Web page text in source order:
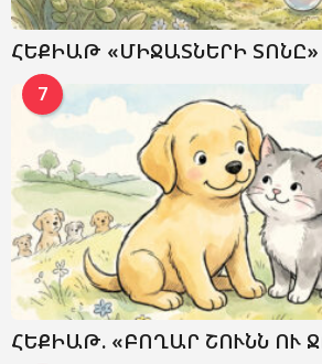
ՀԵՔԻԱԹ «ՄԻՋԱՏՆԵՐԻ ՏՈՆԸ»
7
ՀԵՔԻԱԹ. «ԲՈՂԱՐ ՇՈՒՆՆ ՈՒ